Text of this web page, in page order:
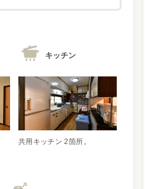
キッチン
共用キッチン 2箇所。